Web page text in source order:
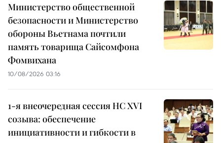
Министерство общественной
безопасности и Министерство
обороны Вьетнама почтили
память товарища Сайсомфона
Фомвихана
10/08/2026 03:16
1-я внеочередная сессия НС XVI
созыва: обеспечение
инициативности и гибкости в